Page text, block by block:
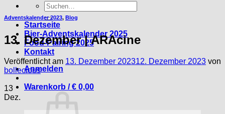
Suche
nach:
Startseite
Bier-Adventskalender 2025
Food-Pairing 2025
Kontakt
Anmelden
Warenkorb /€ 0,00
Adventskalender 2023, Blog
13. Dezember | ARAcine
Veröffentlicht am 13. Dezember 202312. Dezember 2023 von
bollecious
13
Dez.